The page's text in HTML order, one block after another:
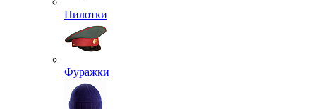
Пилотки
Фуражки